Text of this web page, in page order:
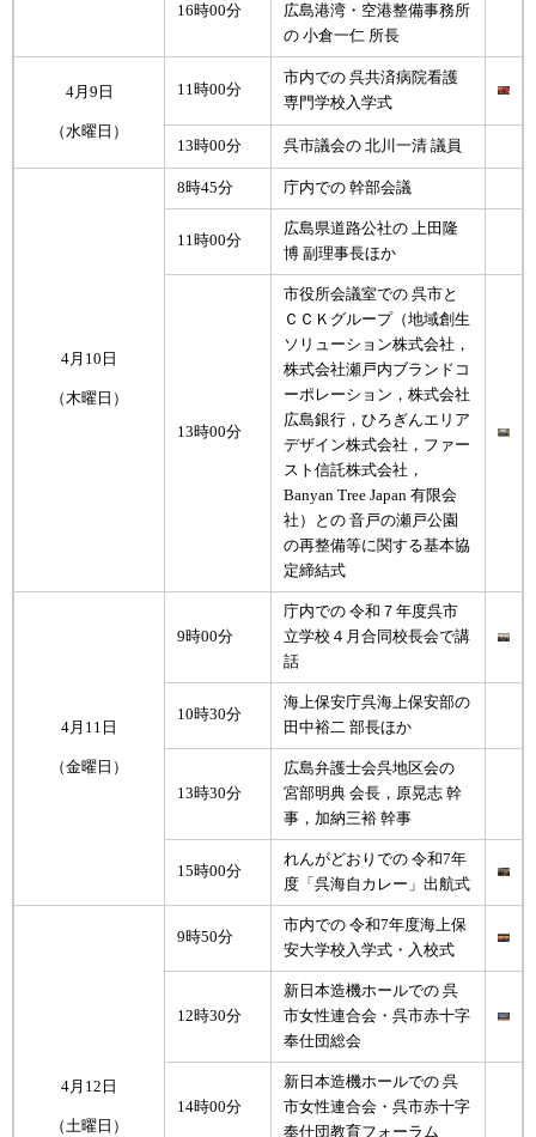
16時00分
広島港湾・空港整備事務所
の 小倉一仁 所長
4月9日
（水曜日）
11時00分
市内での 呉共済病院看護
専門学校入学式
13時00分 呉市議会の 北川一清 議員
4月10日
（木曜日）
8時45分 庁内での 幹部会議
11時00分
広島県道路公社の 上田隆
博 副理事長ほか
13時00分
市役所会議室での 呉市と
ＣＣＫグループ（地域創生
ソリューション株式会社，
株式会社瀬戸内ブランドコ
ーポレーション，株式会社
広島銀行，ひろぎんエリア
デザイン株式会社，ファー
スト信託株式会社，
Banyan Tree Japan 有限会
社）との 音戸の瀬戸公園
の再整備等に関する基本協
定締結式
4月11日
（金曜日）
9時00分
庁内での 令和７年度呉市
立学校４月合同校長会で講
話
10時30分
海上保安庁呉海上保安部の
田中裕二 部長ほか
13時30分
広島弁護士会呉地区会の
宮部明典 会長，原晃志 幹
事，加納三裕 幹事
15時00分
れんがどおりでの 令和7年
度「呉海自カレー」出航式
4月12日
（土曜日）
9時50分
市内での 令和7年度海上保
安大学校入学式・入校式
12時30分
新日本造機ホールでの 呉
市女性連合会・呉市赤十字
奉仕団総会
14時00分
新日本造機ホールでの 呉
市女性連合会・呉市赤十字
奉仕団教育フォーラム